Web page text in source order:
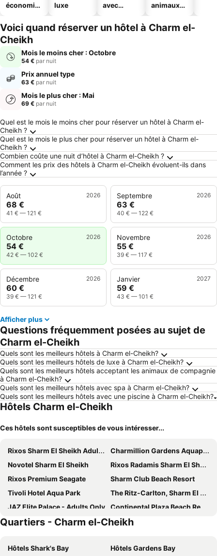
économiq
luxe
avec
animaux
Voici quand réserver un hôtel à Charm el-
Cheikh
Mois le moins cher : Octobre
54 € par nuit
Prix annuel type
63 € par nuit
Mois le plus cher : Mai
69 € par nuit
Questions fréquemment posées au sujet de
Quel est le mois le moins cher pour réserver un hôtel à Charm el-
Cheikh ?
Quel est le mois le plus cher pour réserver un hôtel à Charm el-
Cheikh ?
Combien coûte une nuit d’hôtel à Charm el-Cheikh ?
Comment les prix des hôtels à Charm el-Cheikh évoluent-ils dans
l’année ?
Août 2026
68 €
41 € — 121 €
Septembre 2026
63 €
40 € — 122 €
Octobre 2026
54 €
42 € — 102 €
Novembre 2026
55 €
39 € — 117 €
Décembre 2026
60 €
39 € — 121 €
Janvier 2027
59 €
43 € — 101 €
Afficher plus
Questions fréquemment posées au sujet de
Charm el-Cheikh
Quels sont les meilleurs hôtels à Charm el-Cheikh?
Quels sont les meilleurs hôtels de luxe à Charm el-Cheikh?
Quels sont les meilleurs hôtels acceptant les animaux de compagnie
à Charm el-Cheikh?
Quels sont les meilleurs hôtels avec spa à Charm el-Cheikh?
Quels sont les meilleurs hôtels avec une piscine à Charm el-Cheikh?
Hôtels Charm el-Cheikh
Ces hôtels sont susceptibles de vous intéresser...
Rixos Sharm El Sheikh Adults Only 18+
Charmillion Gardens Aquapark
Novotel Sharm El Sheikh
Rixos Radamis Sharm El Sheikh
Rixos Premium Seagate
Sharm Club Beach Resort
Tivoli Hotel Aqua Park
The Ritz-Carlton, Sharm El Sheikh
JAZ Elite Palace - Adults Only
Continental Plaza Beach Resort By Ihg
Pickalbatros Royal Grand Resort - Sharm El Sheikh
Meraki Resort Sharm El Sheikh
Charmillion Club Aquapark
Barceló Tiran Sharm
Quartiers - Charm el-Cheikh
Hôtels Shark's Bay
Hôtels Gardens Bay